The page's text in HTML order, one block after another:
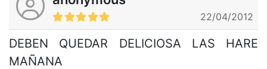
22/04/2012
DEBEN QUEDAR DELICIOSA LAS HARE
MAÑANA